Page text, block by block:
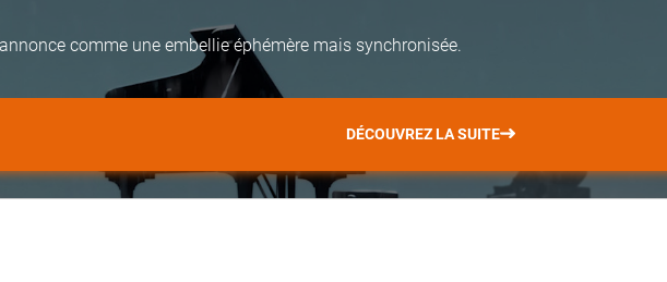
comme une embellie éphémère mais synchronisée.
DÉCOUVREZ LA SUITE